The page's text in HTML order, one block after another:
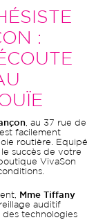
:
, au 37 rue de
facilement
routière. Equipé
succès de votre
VivaSon
Mme Tiffany
auditif
des technologies